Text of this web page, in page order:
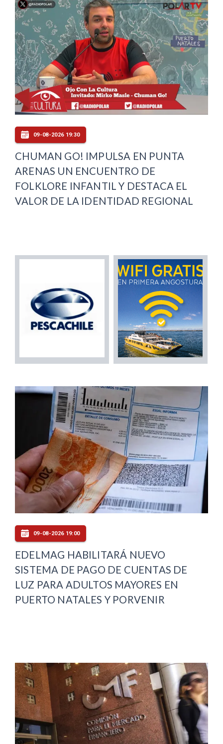
09-08-2026 19:30
CHUMAN GO! IMPULSA EN PUNTA
ARENAS UN ENCUENTRO DE
FOLKLORE INFANTIL Y DESTACA EL
VALOR DE LA IDENTIDAD REGIONAL
09-08-2026 19:00
EDELMAG HABILITARÁ NUEVO
SISTEMA DE PAGO DE CUENTAS DE
LUZ PARA ADULTOS MAYORES EN
PUERTO NATALES Y PORVENIR